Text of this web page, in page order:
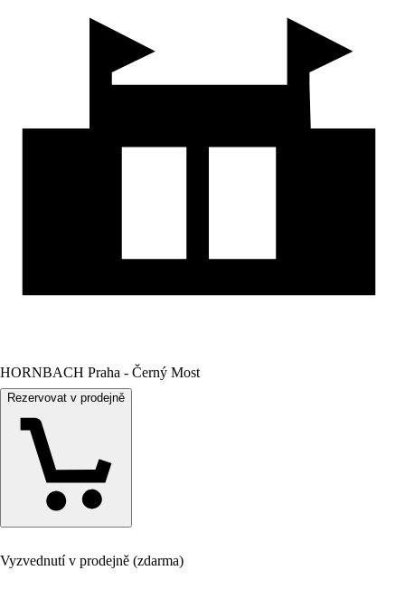
HORNBACH Praha - Černý Most
Rezervovat v prodejně
Vyzvednutí v prodejně (zdarma)